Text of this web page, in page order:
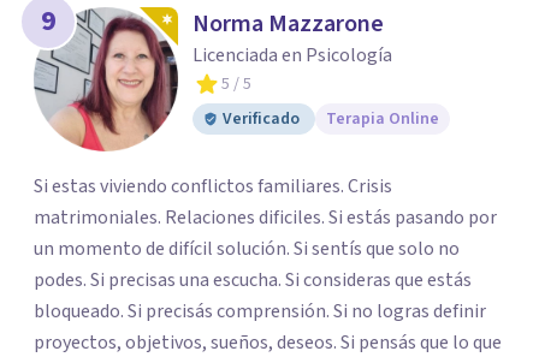
9 Norma Mazzarone
Licenciada en Psicología
5 / 5
Verificado
Terapia Online
Si estas viviendo conflictos familiares. Crisis
matrimoniales. Relaciones dificiles. Si estás pasando por
un momento de difícil solución. Si sentís que solo no
podes. Si precisas una escucha. Si consideras que estás
bloqueado. Si precisás comprensión. Si no logras definir
proyectos, objetivos, sueños, deseos. Si pensás que lo que